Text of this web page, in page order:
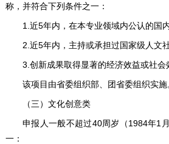
称，并符合下列条件之一：
1.近5年内，在本专业领域内公认的国
2.近5年内，主持或承担过国家级人文
3.创新成果取得显著的经济效益或社会
该项目由省委组织部、团省委组织实施
（三）文化创意类
申报人一般不超过40周岁（1984年1
一：